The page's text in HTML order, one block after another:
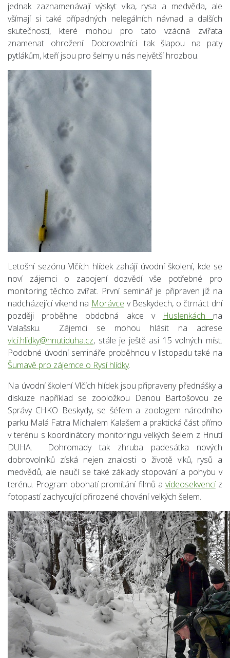
jednak zaznamenávají výskyt vlka, rysa a medvěda, ale
všímají si také případných nelegálních návnad a dalších
skutečností, které mohou pro tato vzácná zvířata
znamenat ohrožení. Dobrovolníci tak šlapou na paty
pytlákům, kteří jsou pro šelmy u nás největší hrozbou.
Letošní sezónu Vlčích hlídek zahájí úvodní školení, kde se
noví zájemci o zapojení dozvědí vše potřebné pro
monitoring těchto zvířat. První seminář je připraven již na
nadcházející víkend na Morávce v Beskydech, o čtrnáct dní
později proběhne obdobná akce v Huslenkách na
Valašsku. Zájemci se mohou hlásit na adrese
vlci.hlidky@hnutiduha.cz, stále je ještě asi 15 volných míst.
Podobné úvodní semináře proběhnou v listopadu také na
Šumavě pro zájemce o Rysí hlídky.
Na úvodní školení Vlčích hlídek jsou připraveny přednášky a
diskuze například se zooložkou Danou Bartošovou ze
Správy CHKO Beskydy, se šéfem a zoologem národního
parku Malá Fatra Michalem Kalašem a praktická část přímo
v terénu s koordinátory monitoringu velkých šelem z Hnutí
DUHA. Dohromady tak zhruba padesátka nových
dobrovolníků získá nejen znalosti o životě vlků, rysů a
medvědů, ale naučí se také základy stopování a pohybu v
terénu. Program obohatí promítání filmů a videosekvencíz
fotopastí zachycující přirozené chování velkých šelem.